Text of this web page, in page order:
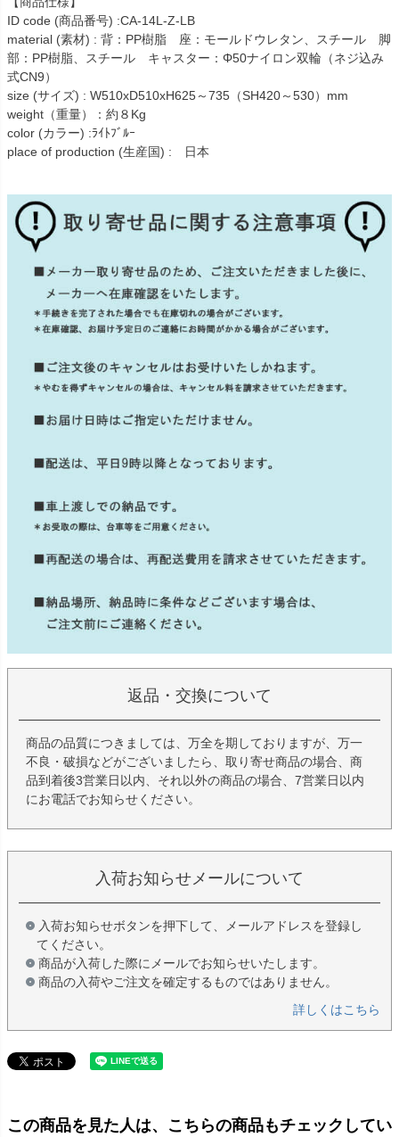
ID code (商品番号) :CA-14L-Z-LB
material (素材) : 背：PP樹脂 座：モールドウレタン、スチール 脚
部：PP樹脂、スチール キャスター：Φ50ナイロン双輪（ネジ込み
式CN9）
size (サイズ) : W510xD510xH625～735（SH420～530）mm
weight（重量）：約８Kg
color (カラー) :ﾗｲﾄﾌﾞﾙｰ
place of production (生産国) : 日本
返品・交換について
商品の品質につきましては、万全を期しておりますが、万一
不良・破損などがございましたら、取り寄せ商品の場合、商
品到着後3営業日以内、それ以外の商品の場合、7営業日以内
にお電話でお知らせください。
入荷お知らせメールについて
入荷お知らせボタンを押下して、メールアドレスを登録し
てください。
商品が入荷した際にメールでお知らせいたします。
商品の入荷やご注文を確定するものではありません。
詳しくはこちら
この商品を見た人は、こちらの商品もチェックしてい